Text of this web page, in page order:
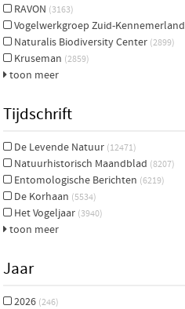
RAVON (3163)
Vogelwerkgroep Zuid-Kennemerland
Naturalis Biodiversity Center (2899)
Kruseman (2859)
toon meer
Tijdschrift
De Levende Natuur (12471)
Natuurhistorisch Maandblad (8207)
Entomologische Berichten (6219)
De Korhaan (5534)
Het Vogeljaar (3940)
toon meer
Jaar
2026 (246)